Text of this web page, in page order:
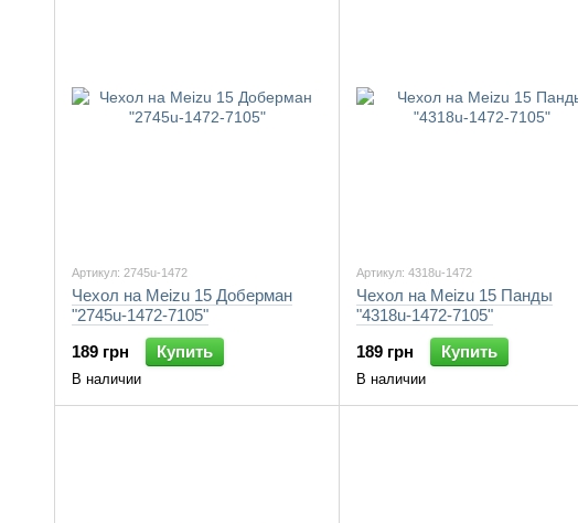
Артикул: 2745u-1472
Чехол на Meizu 15 Доберман
"2745u-1472-7105"
189 грн
Купить
В наличии
Артикул: 4318u-1472
Чехол на Meizu 15 Панды
"4318u-1472-7105"
189 грн
Купить
В наличии